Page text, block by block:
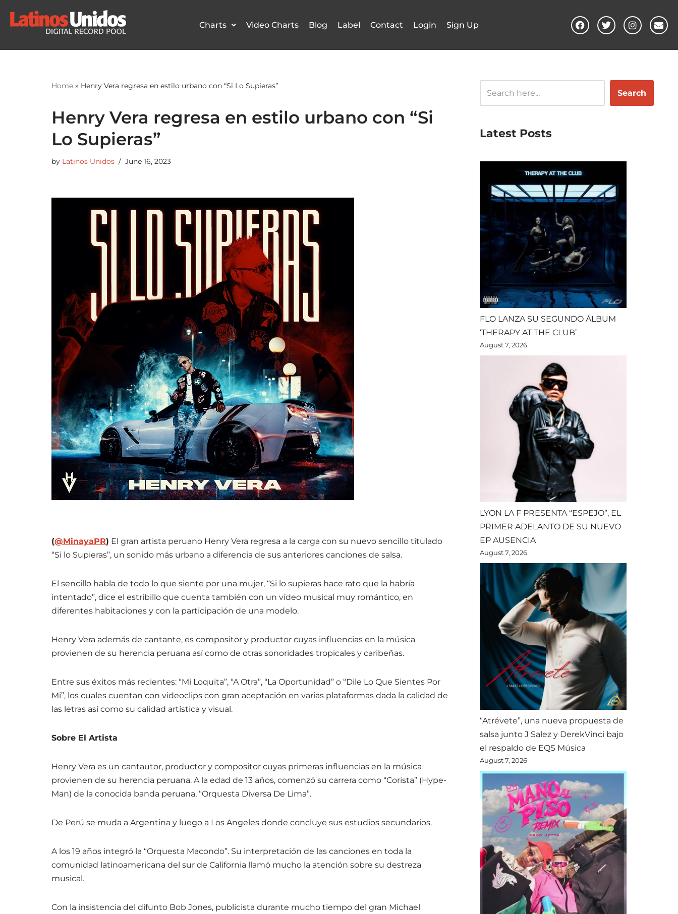
Skip
Charts Video Charts Blog Label Contact Login Sign Up
Home » Henry Vera regresa en estilo urbano con “Si Lo Supieras”
Henry Vera regresa en estilo urbano con “Si
Lo Supieras”
by Latinos Unidos June 16, 2023
(@MinayaPR) El gran artista peruano Henry Vera regresa a la carga con su nuevo sencillo titulado
“Si lo Supieras”, un sonido más urbano a diferencia de sus anteriores canciones de salsa.
El sencillo habla de todo lo que siente por una mujer, “Si lo supieras hace rato que la habría
intentado”, dice el estribillo que cuenta también con un vídeo musical muy romántico, en
diferentes habitaciones y con la participación de una modelo.
Henry Vera además de cantante, es compositor y productor cuyas influencias en la música
provienen de su herencia peruana así como de otras sonoridades tropicales y caribeñas.
Entre sus éxitos más recientes: “Mi Loquita”, “A Otra”, “La Oportunidad” o “Dile Lo Que Sientes Por
Mi”, los cuales cuentan con videoclips con gran aceptación en varias plataformas dada la calidad de
las letras así como su calidad artística y visual.
Sobre El Artista
Henry Vera es un cantautor, productor y compositor cuyas primeras influencias en la música
provienen de su herencia peruana. A la edad de 13 años, comenzó su carrera como “Corista” (Hype-
Man) de la conocida banda peruana, “Orquesta Diversa De Lima”.
De Perú se muda a Argentina y luego a Los Angeles donde concluye sus estudios secundarios.
A los 19 años integró la “Orquesta Macondo”. Su interpretación de las canciones en toda la
comunidad latinoamericana del sur de California llamó mucho la atención sobre su destreza
musical.
Con la insistencia del difunto Bob Jones, publicista durante mucho tiempo del gran Michael
Search
Latest Posts
FLO LANZA SU SEGUNDO ÁLBUM
‘THERAPY AT THE CLUB’
August 7, 2026
LYON LA F PRESENTA “ESPEJO”, EL
PRIMER ADELANTO DE SU NUEVO
EP AUSENCIA
August 7, 2026
“Atrévete”, una nueva propuesta de
salsa junto J Salez y DerekVinci bajo
el respaldo de EQS Música
August 7, 2026